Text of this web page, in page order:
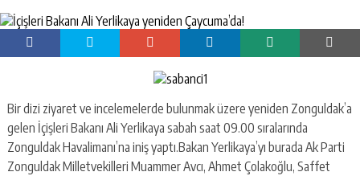
Bir dizi ziyaret ve incelemelerde bulunmak üzere yeniden Zonguldak’a
gelen İçişleri Bakanı Ali Yerlikaya sabah saat 09.00 sıralarında
Zonguldak Havalimanı’na iniş yaptı.Bakan Yerlikaya’yı burada Ak Parti
Zonguldak Milletvekilleri Muammer Avcı, Ahmet Çolakoğlu, Saffet